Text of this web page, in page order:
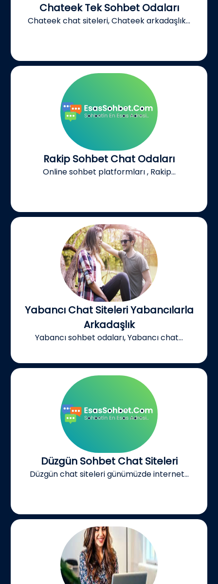
Chateek Tek Sohbet Odaları
Chateek chat siteleri, Chateek arkadaşlık...
Rakip Sohbet Chat Odaları
Online sohbet platformları , Rakip...
Yabancı Chat Siteleri Yabancılarla
Arkadaşlık
Yabancı sohbet odaları, Yabancı chat...
Düzgün Sohbet Chat Siteleri
Düzgün chat siteleri günümüzde internet...